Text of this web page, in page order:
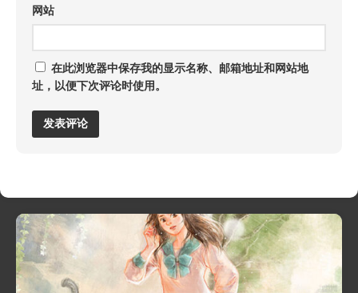
网站
在此浏览器中保存我的显示名称、邮箱地址和网站地
址，以便下次评论时使用。